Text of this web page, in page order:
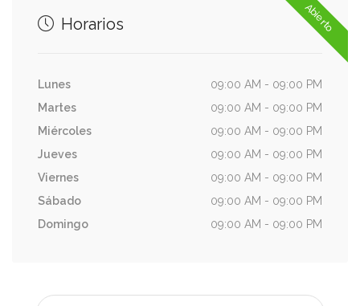
Abierto
Horarios
Lunes
09:00 AM - 09:00 PM
Martes
09:00 AM - 09:00 PM
Miércoles
09:00 AM - 09:00 PM
Jueves
09:00 AM - 09:00 PM
Viernes
09:00 AM - 09:00 PM
Sábado
09:00 AM - 09:00 PM
Domingo
09:00 AM - 09:00 PM